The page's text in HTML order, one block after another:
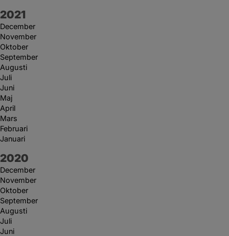
År:
2021
December
November
Oktober
September
Augusti
Juli
Juni
Maj
April
Mars
Februari
Januari
År:
2020
December
November
Oktober
September
Augusti
Juli
Juni